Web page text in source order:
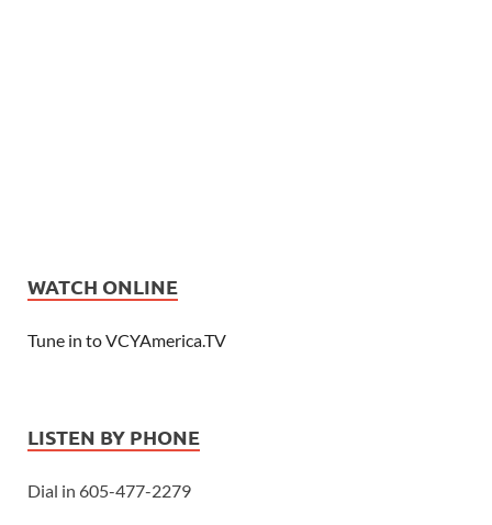
WATCH ONLINE
Tune in to VCYAmerica.TV
LISTEN BY PHONE
Dial in 605-477-2279